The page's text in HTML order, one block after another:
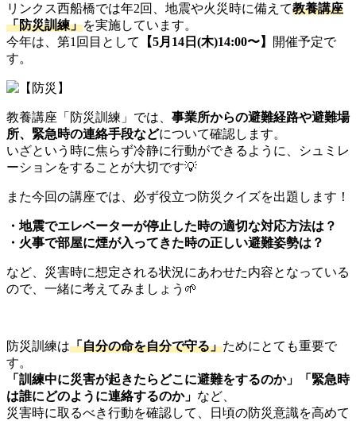
リンクス西船橋では年2回、地震や火災時に備えて教養講座
「防災訓練」を実施しています。
今年は、第1回目として
【5月14日(木)14:00〜】
開催予定で
す。
教養講座「防災訓練」では、 事業所からの避難経路や避難場
所、緊急時の連絡手段などについて確認します。
いざという時に焦らず冷静に行動ができるように、シュミレ
ーションをすることが大切です💡
また今回の講座では、必ず役立つ防災クイズを出題します！
・地震でエレベーターが停止した時の適切な対応方法は？
・火事で部屋に煙が入ってきた時の正しい避難姿勢は？
など、災害時に想定される状況にあわせた内容となっている
ので、一緒に考えてみましょう🌱
防災訓練は「自分の命を自分で守る」ためにとても重要で
す。
「訓練中に災害が起きたらどこに避難をするのか」「緊急時
は誰にどのように連絡するのか」 など、
災害時に取るべき行動を確認して、日頃の防災意識を高めて